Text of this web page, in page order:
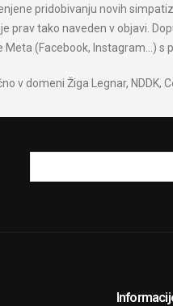
pridobivanju novih
prav tako naveden v objavi.
Meta (Facebook, Instagram…) s
v domeni Žiga Legnar, NDDK,